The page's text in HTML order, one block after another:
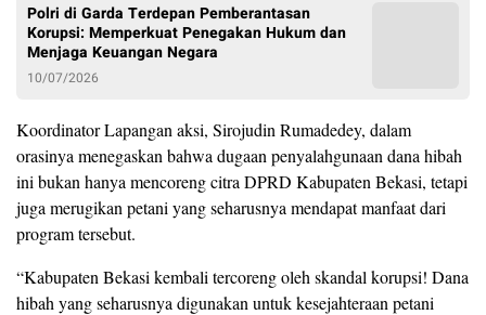
Polri di Garda Terdepan Pemberantasan
Korupsi: Memperkuat Penegakan Hukum dan
Menjaga Keuangan Negara
10/07/2026
Koordinator Lapangan aksi, Sirojudin Rumadedey, dalam
orasinya menegaskan bahwa dugaan penyalahgunaan dana hibah
ini bukan hanya mencoreng citra DPRD Kabupaten Bekasi, tetapi
juga merugikan petani yang seharusnya mendapat manfaat dari
program tersebut.
“Kabupaten Bekasi kembali tercoreng oleh skandal korupsi! Dana
hibah yang seharusnya digunakan untuk kesejahteraan petani